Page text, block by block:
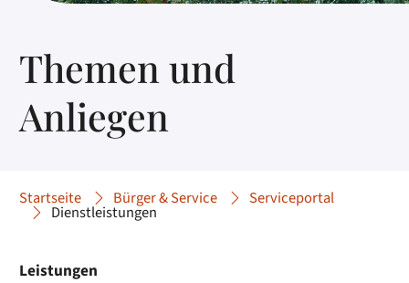
Themen und
Anliegen
Startseite Bürger & Service Serviceportal
Dienstleistungen
Leistungen